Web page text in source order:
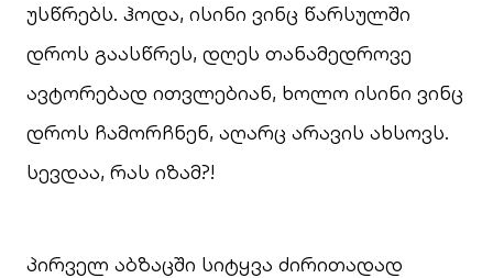
უსწრებს. ჰოდა, ისინი ვინც წარსულში
დროს გაასწრეს, დღეს თანამედროვე
ავტორებად ითვლებიან, ხოლო ისინი ვინც
დროს ჩამორჩნენ, აღარც არავის ახსოვს.
სევდაა, რას იზამ?!
პირველ აბზაცში სიტყვა ძირითადად